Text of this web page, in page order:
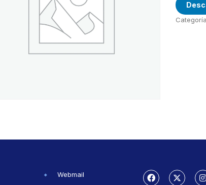
Webmail